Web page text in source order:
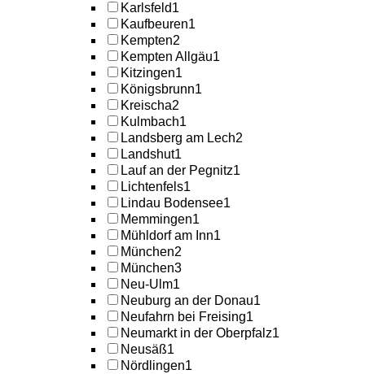
Karlsfeld1
Kaufbeuren1
Kempten2
Kempten Allgäu1
Kitzingen1
Königsbrunn1
Kreischa2
Kulmbach1
Landsberg am Lech2
Landshut1
Lauf an der Pegnitz1
Lichtenfels1
Lindau Bodensee1
Memmingen1
Mühldorf am Inn1
München2
München3
Neu-Ulm1
Neuburg an der Donau1
Neufahrn bei Freising1
Neumarkt in der Oberpfalz1
Neusäß1
Nördlingen1